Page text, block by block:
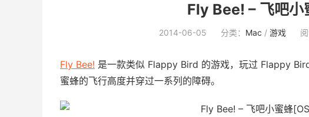
Fly Bee! – 飞吧
2014-06-05 分类： Mac / 游戏
Fly Bee! 是一款类似 Flappy Bird 的游戏，玩过 Flappy
蜜蜂的飞行高度并穿过一系列的障碍。